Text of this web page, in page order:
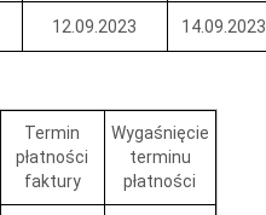
12.09.2023 14.09.2023
Termin
płatności
faktury
Wygaśnięcie
terminu
płatności